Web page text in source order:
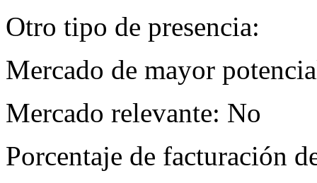
Otro tipo de presencia:
Mercado de mayor
Mercado relevante: No
Porcentaje de facturación